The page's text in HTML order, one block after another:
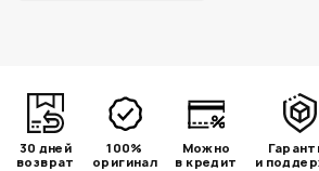
30 дней
возврат
100%
оригинал
Можно
в кредит
и